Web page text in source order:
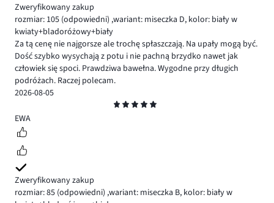
Zweryfikowany zakup
rozmiar: 105 (odpowiedni) ,wariant: miseczka D, kolor: biały w
kwiaty+bladoróżowy+biały
Za tą cenę nie najgorsze ale trochę spłaszczają. Na upały mogą być.
Dość szybko wysychają z potu i nie pachną brzydko nawet jak
człowiek się spoci. Prawdziwa bawełna. Wygodne przy długich
podróżach. Raczej polecam.
2026-08-05
5
EWA
Zweryfikowany zakup
rozmiar: 85 (odpowiedni) ,wariant: miseczka B, kolor: biały w